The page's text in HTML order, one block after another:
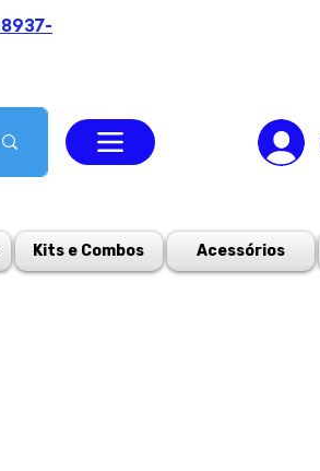
Kits e Combos Acessórios